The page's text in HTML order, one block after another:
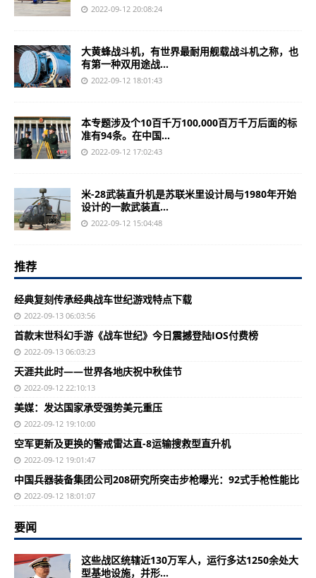
2022-09-12 20:08:24
大黄蜂战斗机，有世界最耐用舰载战斗机之称，也
有第一种双用途战...
2022-09-12 18:01:43
本专题涉及个10百千万100,000百万千万后面的标
准有94条。在中国...
2022-09-12 17:02:43
米-28武装直升机是苏联米里设计局与1980年开始
设计的一款武装直...
2022-09-12 15:04:48
推荐
经典复刻传承经典战车世纪游戏特点下载
2022-09-13 06:03:56
首款末世科幻手游《战车世纪》今日震撼登陆IOS付费榜
2022-09-13 06:03:23
天涯共此时——世界各地庆祝中秋佳节
2022-09-12 22:10:13
美媒：发达国家承受强势美元重压
2022-09-12 19:10:00
空军更新及更换的警戒雷达直-8运输搜救型直升机
2022-09-12 19:01:47
中国兵器装备集团公司208研究所突击步枪曝光：92式手枪性能比
2022-09-12 18:01:07
要闻
这些战区统辖近130万军人，运行多达1250余处大
型基地设施，并形...